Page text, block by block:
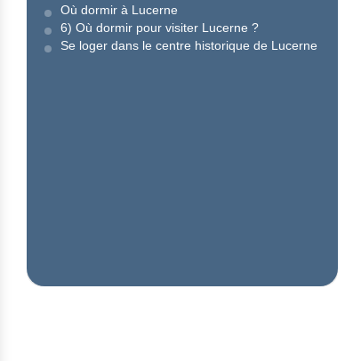
Où dormir à Lucerne
6) Où dormir pour visiter Lucerne ?
Se loger dans le centre historique de Lucerne